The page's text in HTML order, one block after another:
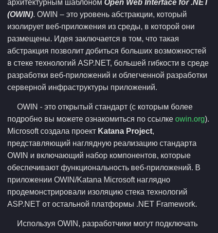
архитектурным шаблоном Open Web Interface for .NET
(OWIN). OWIN – это уровень абстракции, который
изолирует веб-приложения из среды, в которой они
размещены. Идея заключается в том, что такая
абстракция позволит добиться больших возможностей
в стеке технологий ASP.NET, большей гибкости в среде
разработки веб-приложений и облегченной разработки
серверной инфраструктуры приложений.
OWIN - это открытый стандарт (с которым более
подробно вы можете ознакомиться по ссылке owin.org).
Microsoft создала проект Katana Project,
представляющий наглядную реализацию стандарта
OWIN и включающий набор компонентов, которые
обеспечивают функциональность веб-приложений. В
приложении OWIN/Katana Microsoft наглядно
продемонстрировали изоляцию стека технологий
ASP.NET от остальной платформы .NET Framework.
Используя OWIN, разработчики могут подключать